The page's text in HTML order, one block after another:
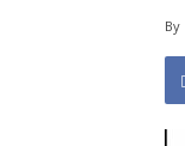
By